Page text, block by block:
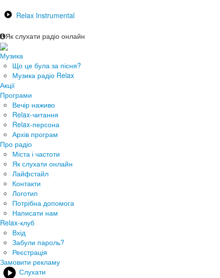
Relax Instrumental
Як слухати радіо онлайн
Музика
Що це була за пісня?
Музика радіо Relax
Акції
Програми
Вечір наживо
Relax-читання
Relax-персона
Архів програм
Про радіо
Міста і частоти
Як слухати онлайн
Лайфстайл
Контакти
Логотип
Потрібна допомога
Написати нам
Relax-клуб
Вхід
Забули пароль?
Реєстрація
Замовити рекламу
Слухати